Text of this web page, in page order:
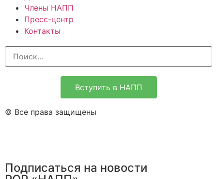
Члены НАПП
Пресс-центр
Контакты
Вступить в НАПП
© Все права защищены
Подписаться на новости